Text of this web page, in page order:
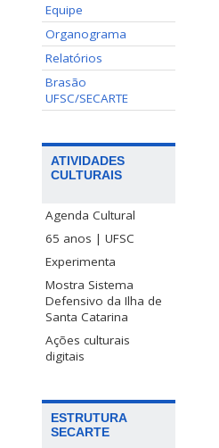
Equipe
Organograma
Relatórios
Brasão
UFSC/SECARTE
ATIVIDADES
CULTURAIS
Agenda Cultural
65 anos | UFSC
Experimenta
Mostra Sistema
Defensivo da Ilha de
Santa Catarina
Ações culturais
digitais
ESTRUTURA
SECARTE